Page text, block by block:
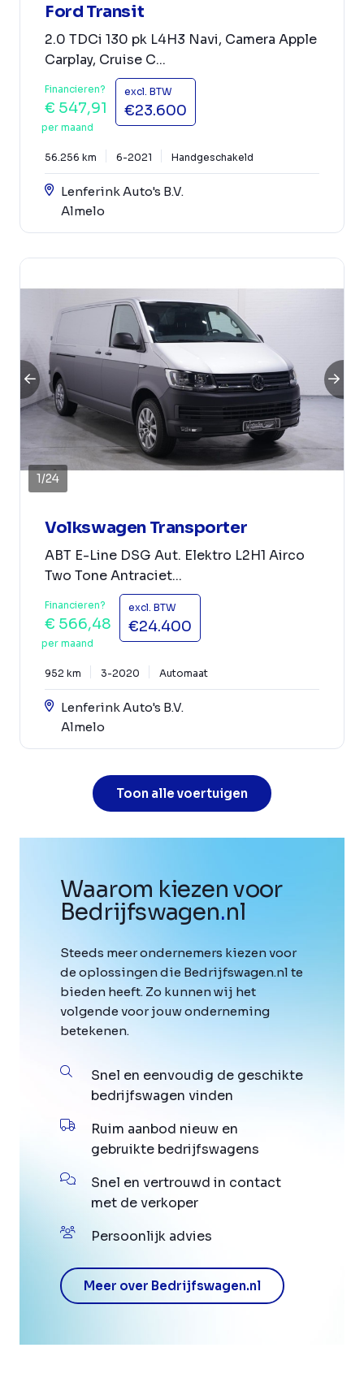
Ford Transit
2.0 TDCi 130 pk L4H3 Navi, Camera Apple
Carplay, Cruise C...
Financieren?
€ 547,91
per maand
excl. BTW
€23.600
56.256 km 6-2021 Handgeschakeld
Lenferink Auto's B.V.
Almelo
1/24
Volkswagen Transporter
ABT E-Line DSG Aut. Elektro L2H1 Airco
Two Tone Antraciet...
Financieren?
€ 566,48
per maand
excl. BTW
€24.400
952 km 3-2020 Automaat
Lenferink Auto's B.V.
Almelo
Toon alle voertuigen
Waarom kiezen voor
Bedrijfswagen.nl
Steeds meer ondernemers kiezen voor
de oplossingen die Bedrijfswagen.nl te
bieden heeft. Zo kunnen wij het
volgende voor jouw onderneming
betekenen.
Snel en eenvoudig de geschikte
bedrijfswagen vinden
Ruim aanbod nieuw en
gebruikte bedrijfswagens
Snel en vertrouwd in contact
met de verkoper
Persoonlijk advies
Meer over Bedrijfswagen.nl